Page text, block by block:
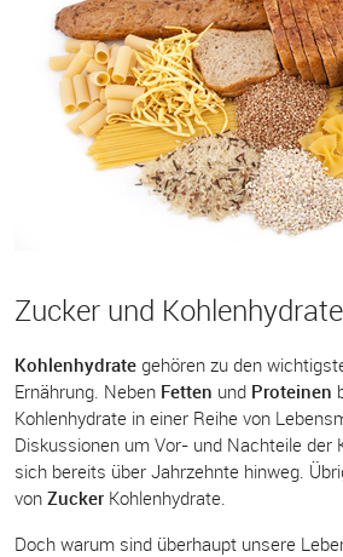
Zucker und
Kohlenhydrate gehören zu den
Ernährung. Neben Fetten und Proteinen
Kohlenhydrate in einer Reihe von
Diskussionen um Vor- und Nachteile der
sich bereits über Jahrzehnte hinweg.
von Zucker Kohlenhydrate.
Doch warum sind überhaupt unsere